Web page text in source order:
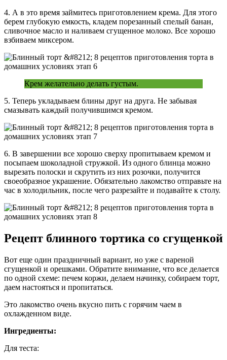
4. А в это время займитесь приготовлением крема. Для этого
берем глубокую емкость, кладем порезанный спелый банан,
сливочное масло и наливаем сгущенное молоко. Все хорошо
взбиваем миксером.
Крем желательно делать густым.
5. Теперь укладываем блины друг на друга. Не забывая
смазывать каждый получившимся кремом.
6. В завершении все хорошо сверху пропитываем кремом и
посыпаем шоколадной стружкой. Из одного блинца можно
вырезать полоски и скрутить из них розочки, получится
своеобразное украшение. Обязательно лакомство отправьте на
час в холодильник, после чего разрезайте и подавайте к столу.
Рецепт блинного тортика со сгущенкой
Вот еще один праздничный вариант, но уже с вареной
сгущенкой и орешками. Обратите внимание, что все делается
по одной схеме: печем коржи, делаем начинку, собираем торт,
даем настояться и пропитаться.
Это лакомство очень вкусно пить с горячим чаем в
охлажденном виде.
Ингредиенты:
Для теста: